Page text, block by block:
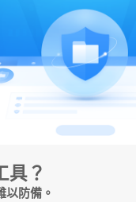
具？
以防備。